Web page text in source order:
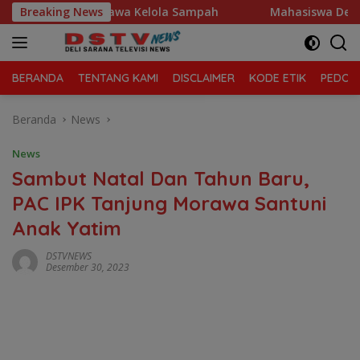
Langsung
ke
konten
Breaking News
Morawa Kelola Sampah Mahasiswa Desak Polda
BERANDA TENTANG KAMI DISCLAIMER KODE ETIK
Beranda News
News
Sambut Natal Dan Tahun Baru,
PAC IPK Tanjung Morawa Santuni
Anak Yatim
DSTVNEWS
Desember 30, 2023